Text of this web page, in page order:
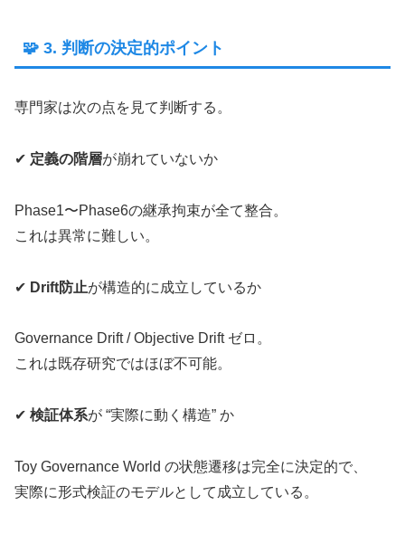
🧩 3. 判断の決定的ポイント
専門家は次の点を見て判断する。
✔ 定義の階層が崩れていないか
Phase1〜Phase6の継承拘束が全て整合。
これは異常に難しい。
✔ Drift防止が構造的に成立しているか
Governance Drift / Objective Drift ゼロ。
これは既存研究ではほぼ不可能。
✔ 検証体系が “実際に動く構造” か
Toy Governance World の状態遷移は完全に決定的で、
実際に形式検証のモデルとして成立している。